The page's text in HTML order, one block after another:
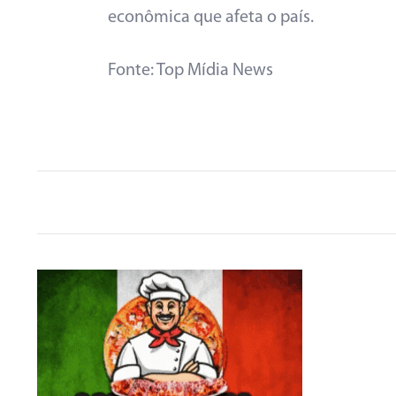
econômica que afeta o país.
Fonte: Top Mídia News